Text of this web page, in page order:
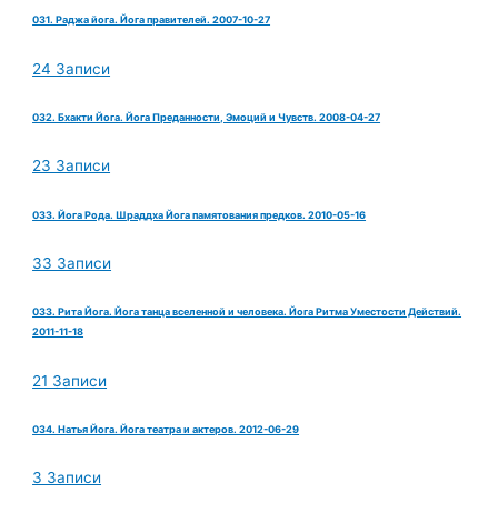
031. Раджа йога. Йога правителей. 2007-10-27
24 Записи
032. Бхакти Йога. Йога Преданности, Эмоций и Чувств. 2008-04-27
23 Записи
033. Йога Рода. Шраддха Йога памятования предков. 2010-05-16
33 Записи
033. Рита Йога. Йога танца вселенной и человека. Йога Ритма Уместости Действий.
2011-11-18
21 Записи
034. Натья Йога. Йога театра и актеров. 2012-06-29
3 Записи